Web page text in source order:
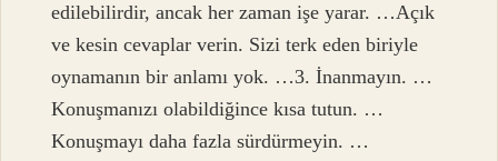
edilebilirdir, ancak her zaman işe yarar. …Açık
ve kesin cevaplar verin. Sizi terk eden biriyle
oynamanın bir anlamı yok. …3. İnanmayın. …
Konuşmanızı olabildiğince kısa tutun. …
Konuşmayı daha fazla sürdürmeyin. …